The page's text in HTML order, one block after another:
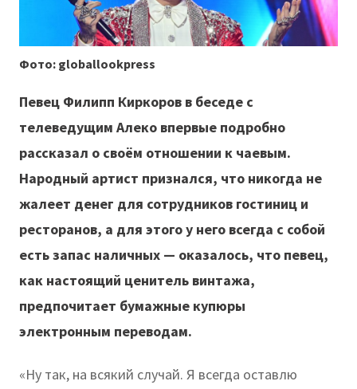
Фото: globallookpress
Певец Филипп Киркоров в беседе с
телеведущим Алеко впервые подробно
рассказал о своём отношении к чаевым.
Народный артист признался, что никогда не
жалеет денег для сотрудников гостиниц и
ресторанов, а для этого у него всегда с собой
есть запас наличных — оказалось, что певец,
как настоящий ценитель винтажа,
предпочитает бумажные купюры
электронным переводам.
«Ну так, на всякий случай. Я всегда оставлю